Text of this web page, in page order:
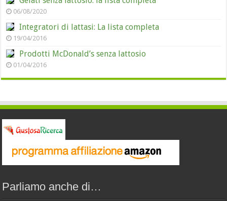
06/08/2020
Integratori di lattasi: La lista completa
19/04/2016
Prodotti McDonald’s senza lattosio
01/04/2016
Parliamo anche di…